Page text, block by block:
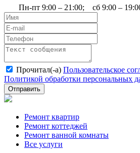
Пн-пт 9:00 – 21:00; сб 9:00 –
Прочитал(-а) Пользовательское
Политикой обработки персональных
Отправить
Ремонт квартир
Ремонт коттеджей
Ремонт ванной комнаты
Все услуги